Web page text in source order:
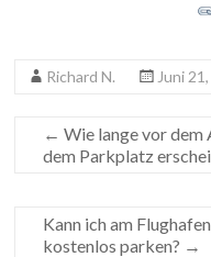
Richard N. Juni
← Wie lange vor dem
dem Parkplatz
Kann ich am
kostenlos parken? →